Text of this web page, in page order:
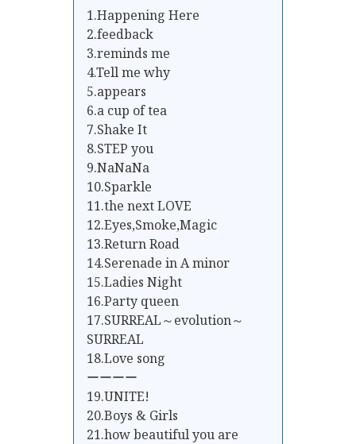
1.Happening Here
2.feedback
3.reminds me
4.Tell me why
5.appears
6.a cup of tea
7.Shake It
8.STEP you
9.NaNaNa
10.Sparkle
11.the next LOVE
12.Eyes,Smoke,Magic
13.Return Road
14.Serenade in A minor
15.Ladies Night
16.Party queen
17.SURREAL～evolution～
SURREAL
18.Love song
ーーーー
19.UNITE!
20.Boys & Girls
21.how beautiful you are